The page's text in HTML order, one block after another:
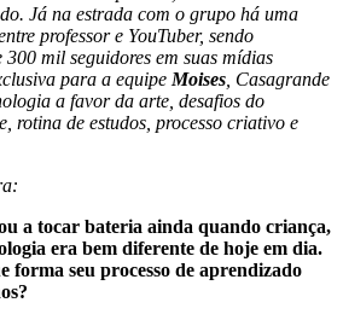
Já na estrada com o grupo há uma
professor e YouTuber, sendo
mil seguidores em suas mídias
para a equipe Moises , Casagrande
a favor da arte, desafios do
rotina de estudos, processo criativo e
a tocar bateria ainda quando criança,
era bem diferente de hoje em dia.
forma seu processo de aprendizado